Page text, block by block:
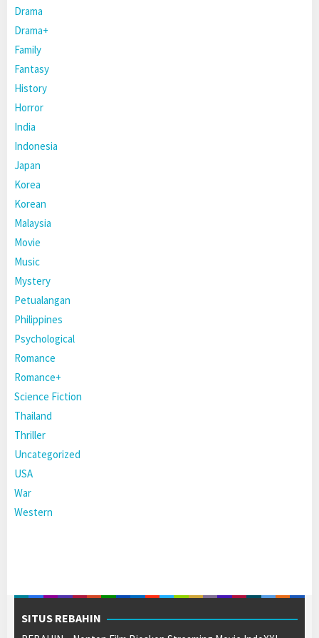
Drama
Drama+
Family
Fantasy
History
Horror
India
Indonesia
Japan
Korea
Korean
Malaysia
Movie
Music
Mystery
Petualangan
Philippines
Psychological
Romance
Romance+
Science Fiction
Thailand
Thriller
Uncategorized
USA
War
Western
SITUS REBAHIN